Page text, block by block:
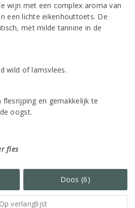
wijn met een complex aroma van
een lichte eikenhouttoets. De
met milde tannine in de
wild of lamsvlees.
en gemakkelijk te
oogst.
fles
Doos (6)
Op verlanglijst